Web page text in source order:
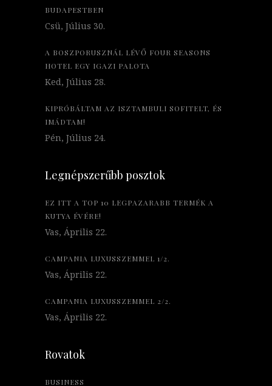
BUDAPESTBEN
Csü, Július 30.
A BOSZPORUSZNÁL LÉVŐ FOUR SEASONS
HOTEL EGY IGAZI PALOTA
Ked, Július 28.
KIPRÓBÁLTAM AZ ISZTAMBULI SOFITELT, ÉS
IMÁDTAM!
Pén, Július 24.
Legnépszerűbb posztok
EZ ITT A TOP 10 LEGPAZARABB TERMÉK A
KUTYA ÉVÉRE!
Vas, Április 22.
CAMPANIA LUXUSSZEMMEL 1/2.
Vas, Április 22.
CAMPANIA LUXUSSZEMMEL 2/2.
Vas, Április 22.
Rovatok
BUSINESS